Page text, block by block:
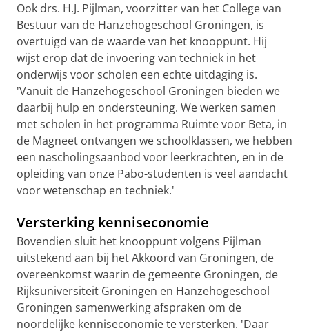
Ook drs. H.J. Pijlman, voorzitter van het College van
Bestuur van de Hanzehogeschool Groningen, is
overtuigd van de waarde van het knooppunt. Hij
wijst erop dat de invoering van techniek in het
onderwijs voor scholen een echte uitdaging is.
'Vanuit de Hanzehogeschool Groningen bieden we
daarbij hulp en ondersteuning. We werken samen
met scholen in het programma Ruimte voor Beta, in
de Magneet ontvangen we schoolklassen, we hebben
een nascholingsaanbod voor leerkrachten, en in de
opleiding van onze Pabo-studenten is veel aandacht
voor wetenschap en techniek.'
Versterking kenniseconomie
Bovendien sluit het knooppunt volgens Pijlman
uitstekend aan bij het Akkoord van Groningen, de
overeenkomst waarin de gemeente Groningen, de
Rijksuniversiteit Groningen en Hanzehogeschool
Groningen samenwerking afspraken om de
noordelijke kenniseconomie te versterken. 'Daar